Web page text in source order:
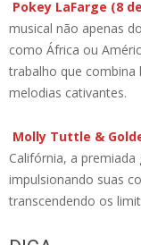
Pokey LaFarge (8
musical não apenas
como África ou
trabalho que
melodias cativantes.
Molly Tuttle &
Califórnia, a
impulsionando suas
transcendendo os